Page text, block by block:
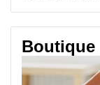
Boutique